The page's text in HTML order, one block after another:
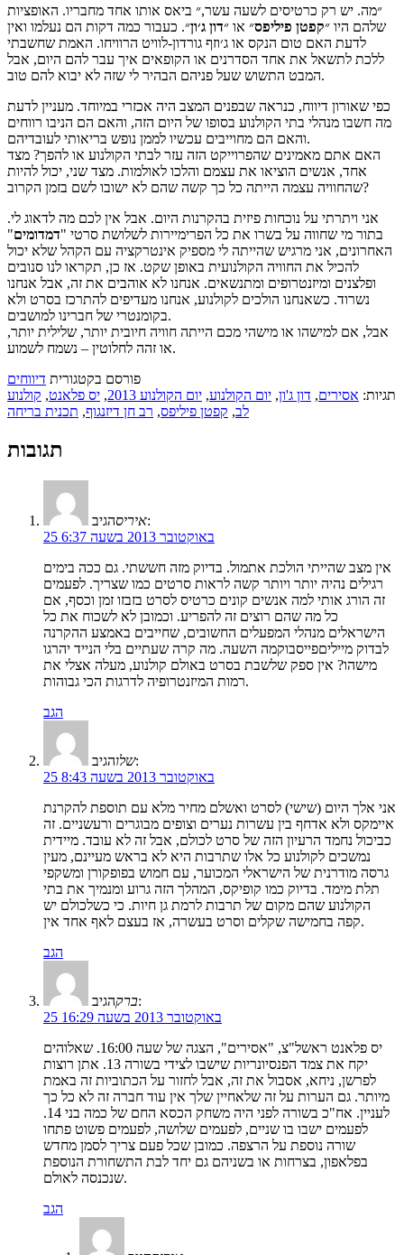
״מה. יש רק כרטיסים לשעה עשר,״ ביאס אותו אחד מחבריו. האופציות
שלהם היו ״קפטן פיליפס״ או ״דון ג׳ון״. כעבור כמה דקות הם נעלמו ואין
לדעת האם טום הנקס או ג׳וזף גורדון-לוויט הרוויחו. האמת שחשבתי
ללכת לתשאל את אחד הסדרנים או הקופאים איך עבר להם היום, אבל
המבט התשוש שעל פניהם הבהיר לי שזה לא יבוא להם טוב.
כפי שאורון דיווח, כנראה שבפנים המצב היה אכזרי במיוחד. מעניין לדעת
מה חשבו מנהלי בתי הקולנוע בסופו של היום הזה, והאם הם הניבו רווחים
והאם הם מחוייבים עכשיו לממן נופש בריאותי לעובדיהם.
האם אתם מאמינים שהפרוייקט הזה עזר לבתי הקולנוע או להפך? מצד
אחד, אנשים הוציאו את עצמם והלכו לאולמות. מצד שני, יכול להיות
שהחוויה עצמה הייתה כל כך קשה שהם לא ישובו לשם בזמן הקרוב?
אני ויתרתי על נוכחות פיזית בהקרנות היום. אבל אין לכם מה לדאוג לי.
בתור מי שחווה על בשרו את כל הפרימיירות לשלושת סרטי "דמדומים"
האחרונים, אני מרגיש שהייתה לי מספיק אינטרקציה עם הקהל שלא יכול
להכיל את החוויה הקולנועית באופן שקט. אז כן, תקראו לנו סנובים
ופלצנים ומיזנטרופים ומתנשאים. אנחנו לא אוהבים את זה, אבל אנחנו
נשרוד. כשאנחנו הולכים לקולנוע, אנחנו מעדיפים להתרכז בסרט ולא
בקומנטרי של חברינו למושבים.
אבל, אם למישהו או מישהי מכם הייתה חוויה חיובית יותר, שלילית יותר,
או זהה לחלוטין – נשמח לשמוע.
פורסם בקטגורית דיווחים
תגיות: אסירים, דון ג'ון, יום הקולנוע, יום הקולנוע 2013 , יס פלאנט, קולנוע
לב, קפטן פיליפס, רב חן דיזנגוף, תכנית בריחה
תגובות
איריסהגיב:
25 באוקטובר 2013 בשעה 6:37
אין מצב שהייתי הולכת אתמול. בדיוק מזה חששתי. גם ככה בימים
רגילים נהיה יותר ויותר קשה לראות סרטים כמו שצריך. לפעמים
זה הורג אותי למה אנשים קונים כרטיס לסרט בזבזו זמן וכסף, אם
כל מה שהם רוצים זה להפריע. וכמובן לא לשכוח את כל
הישראלים מנהלי המפעלים החשובים, שחייבים באמצע ההקרנה
לבדוק מייליםפייסבוקמה השעה. מה קרה שעתיים בלי הנייד יהרגו
מישהו? אין ספק שלשבת בסרט באולם קולנוע, מעלה אצלי את
רמות המיזנטרופיה לדרגות הכי גבוהות.
הגב
שלוהגיב:
25 באוקטובר 2013 בשעה 8:43
אני אלך היום (שישי) לסרט ואשלם מחיר מלא עם תוספת להקרנת
איימקס ולא אדחף בין עשרות נערים וצופים מבוגרים ורעשניים. זה
כביכול נחמד הרעיון הזה של סרט לכולם, אבל זה לא עובד. מיידית
נמשכים לקולנוע כל אלו שתרבות היא לא בראש מעיינם, מעין
גרסה מודרנית של הישראלי המכוער, עם חמוש בפופקורן ומשקפי
תלת מימד. בדיוק כמו קופיקס, המהלך הזה גרוע ומנמיך את בתי
הקולנוע שהם מקום של תרבות לרמת גן חיות. כי כשלכולם יש
קפה בחמישה שקלים וסרט בעשרה, אז בעצם לאף אחד אין.
הגב
ברקהגיב:
25 באוקטובר 2013 בשעה 16:29
יס פלאנט ראשל"צ, "אסירים", הצגה של שעה 16:00. שאלוהים
יקח את צמד הפנסיונריות שישבו לצידי בשורה 13. אתן רוצות
לפרשן, ניחא, אסבול את זה, אבל לחזור על הכתוביות זה באמת
מיותר. גם הערות על זה שלאחיין שלך אין עוד חברה זה לא כל כך
לעניין. אח"כ בשורה לפני היה משחק הכסא החם של כמה בני 14.
לפעמים ישבו בו שניים, לפעמים שלושה, לפעמים פשוט פתחו
שורה נוספת על הרצפה. כמובן שכל פעם צריך לסמן מחדש
בפלאפון, בצרחות או בשניהם גם יחד לבת התשחורת הנוספת
שנכנסה לאולם.
הגב